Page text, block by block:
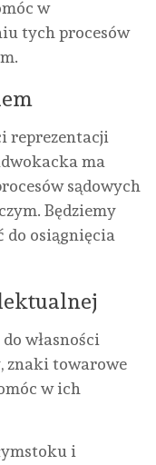
w
tych procesów
reprezentacji
ma
sądowych
Będziemy
do osiągnięcia
własności
znaki towarowe
w ich
i